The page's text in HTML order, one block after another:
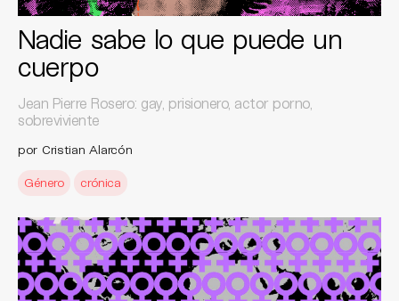
Nadie sabe lo que puede un
cuerpo
Jean Pierre Rosero: gay, prisionero, actor porno,
sobreviviente
por Cristian Alarcón
Género crónica